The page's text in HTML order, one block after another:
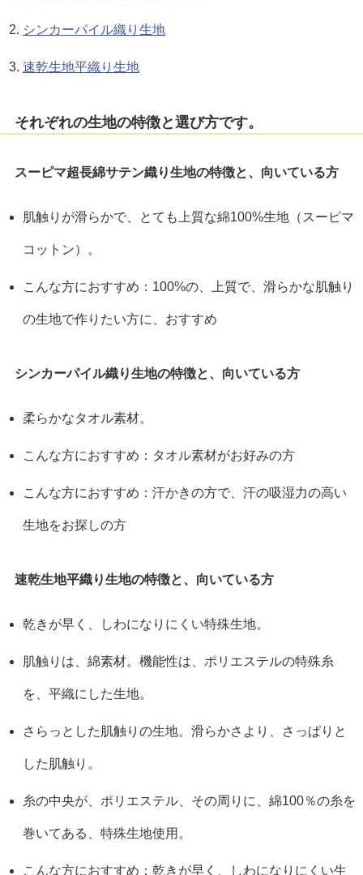
シンカーパイル織り生地
速乾生地平織り生地
それぞれの生地の特徴と選び方です。
スーピマ超長綿サテン織り生地の特徴と、向いている方
肌触りが滑らかで、とても上質な綿100%生地（スーピマ
コットン）。
こんな方におすすめ：100%の、上質で、滑らかな肌触り
の生地で作りたい方に、おすすめ
シンカーパイル織り生地の特徴と、向いている方
柔らかなタオル素材。
こんな方におすすめ：タオル素材がお好みの方
こんな方におすすめ：汗かきの方で、汗の吸湿力の高い
生地をお探しの方
速乾生地平織り生地の特徴と、向いている方
乾きが早く、しわになりにくい特殊生地。
肌触りは、綿素材。機能性は、ポリエステルの特殊糸
を、平織にした生地。
さらっとした肌触りの生地。滑らかさより、さっぱりと
した肌触り。
糸の中央が、ポリエステル、その周りに、綿100％の糸を
巻いてある、特殊生地使用。
こんな方におすすめ：乾きが早く、しわになりにくい生